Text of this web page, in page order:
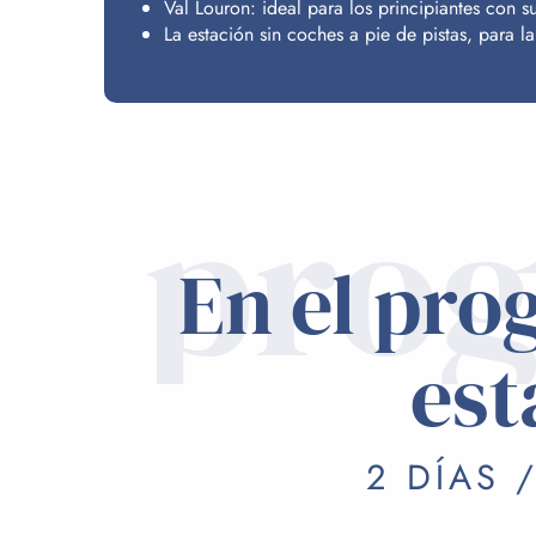
Val Louron: ideal para los principiantes con
La estación sin coches a pie de pistas, para
En el
2 DÍAS